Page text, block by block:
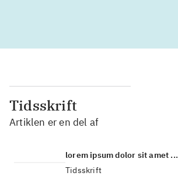
Tidsskrift
Artiklen er en del af
lorem ipsum dolor sit amet ...
Tidsskrift